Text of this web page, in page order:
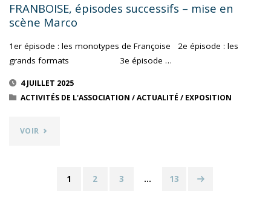
FRANBOISE, épisodes successifs – mise en
scène Marco
1er épisode : les monotypes de Françoise 2e épisode : les
grands formats 3e épisode …
4 JUILLET 2025
ACTIVITÉS DE L'ASSOCIATION /ACTUALITÉ / EXPOSITION
VOIR "FRANBOISE,
SUCCESSIFS
1 2 3 … 13